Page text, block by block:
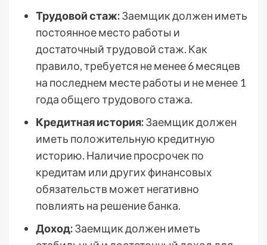
Трудовой стаж:Заемщик должен иметь
постоянное место работы и
достаточный трудовой стаж. Как
правило, требуется не менее 6 месяцев
на последнем месте работы и не менее 1
года общего трудового стажа.
Кредитная история:Заемщик должен
иметь положительную кредитную
историю. Наличие просрочек по
кредитам или других финансовых
обязательств может негативно
повлиять на решение банка.
Доход:Заемщик должен иметь